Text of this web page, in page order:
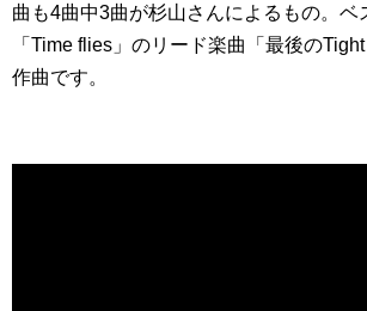
曲も4曲中3曲が杉山さんによるもの。ベ
「Time flies」のリード楽曲「最後の
作曲です。